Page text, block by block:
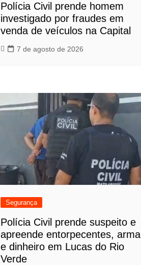
Polícia Civil prende homem
investigado por fraudes em
venda de veículos na Capital
7 de agosto de 2026
Segurança
Polícia Civil prende suspeito e
apreende entorpecentes, arma
e dinheiro em Lucas do Rio
Verde